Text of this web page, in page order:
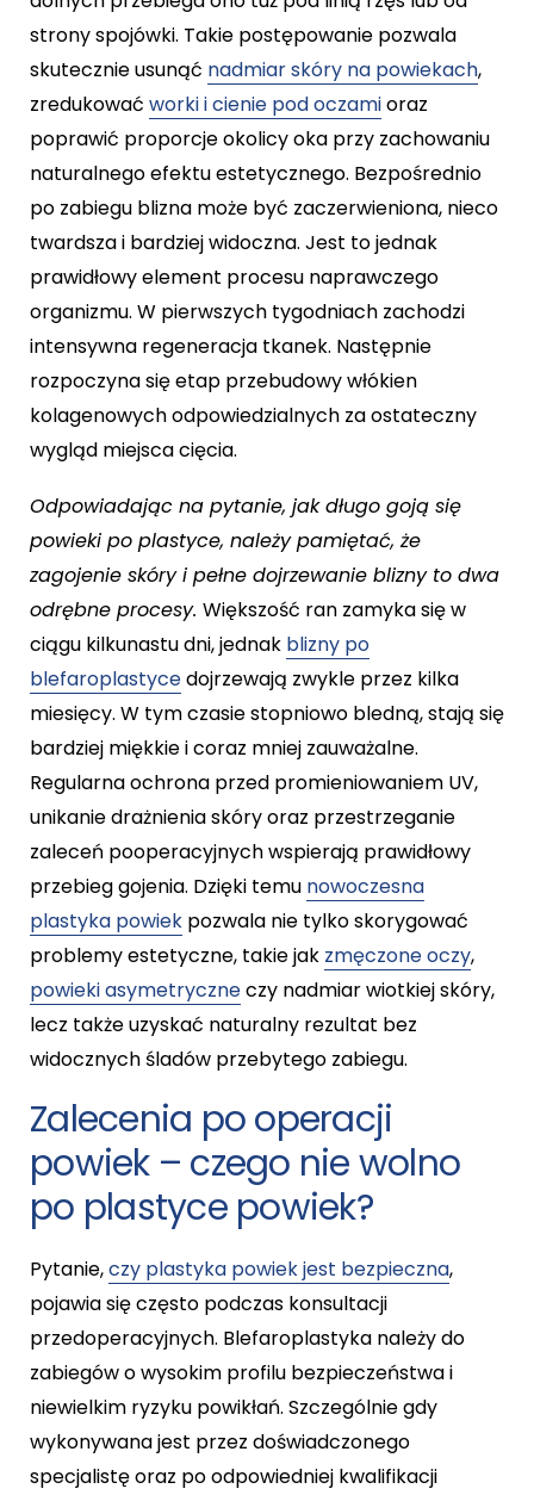
strony spojówki. Takie postępowanie pozwala
skutecznie usunąć nadmiar skóry na powiekach,
zredukować worki i cienie pod oczamioraz
poprawić proporcje okolicy oka przy zachowaniu
naturalnego efektu estetycznego. Bezpośrednio
po zabiegu blizna może być zaczerwieniona, nieco
twardsza i bardziej widoczna. Jest to jednak
prawidłowy element procesu naprawczego
organizmu. W pierwszych tygodniach zachodzi
intensywna regeneracja tkanek. Następnie
rozpoczyna się etap przebudowy włókien
kolagenowych odpowiedzialnych za ostateczny
wygląd miejsca cięcia.
Odpowiadając na pytanie, jak długo goją się
powieki po plastyce, należy pamiętać, że
zagojenie skóry i pełne dojrzewanie blizny to dwa
odrębne procesy. Większość ran zamyka się w
ciągu kilkunastu dni, jednak blizny po
blefaroplastycedojrzewają zwykle przez kilka
miesięcy. W tym czasie stopniowo bledną, stają się
bardziej miękkie i coraz mniej zauważalne.
Regularna ochrona przed promieniowaniem UV,
unikanie drażnienia skóry oraz przestrzeganie
zaleceń pooperacyjnych wspierają prawidłowy
przebieg gojenia. Dzięki temu nowoczesna
plastyka powiek pozwala nie tylko skorygować
problemy estetyczne, takie jak zmęczone oczy,
powieki asymetryczneczy nadmiar wiotkiej skóry,
lecz także uzyskać naturalny rezultat bez
widocznych śladów przebytego zabiegu.
Zalecenia po operacji
powiek – czego nie wolno
po plastyce powiek?
Pytanie,czy plastyka powiek jest bezpieczna,
pojawia się często podczas konsultacji
przedoperacyjnych. Blefaroplastyka należy do
zabiegów o wysokim profilu bezpieczeństwa i
niewielkim ryzyku powikłań. Szczególnie gdy
wykonywana jest przez doświadczonego
specjalistę oraz po odpowiedniej kwalifikacji